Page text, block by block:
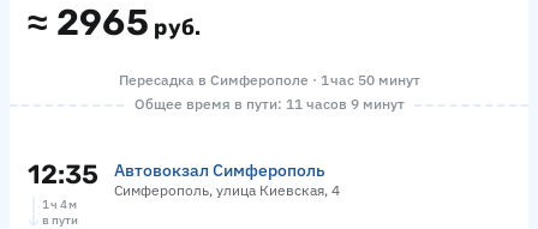
≈ 2965 руб.
Пересадка в Симферополе · 1 час 50 минут
Общее время в пути: 11 часов 9 минут
12:35 Автовокзал Симферополь
Симферополь, улица Киевская, 4
1 ч 4 м
в пути